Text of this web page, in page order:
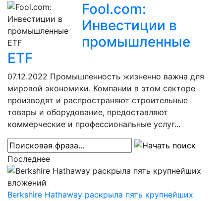
Fool.com:
Инвестиции в
промышленные
ETF
07.12.2022 Промышленность жизненно важна для
мировой экономики. Компании в этом секторе
производят и распространяют строительные
товары и оборудование, предоставляют
коммерческие и профессиональные услуг...
Последнее
Berkshire Hathaway раскрыла пять крупнейших